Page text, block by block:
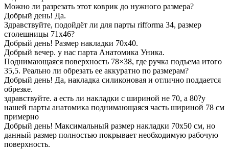
Можно ли разрезать этот коврик до нужного размера?
Добрый день! Да.
Здравствуйте, подойдёт ли для парты rifforma 34, размер
столешницы 71х46?
Добрый день! Размер накладки 70х40.
Добрый вечер. у нас парта Анатомика Уника.
Поднимающаяся поверхность 78×38, где ручка подъема итого
35,5. Реально ли обрезать ее аккуратно по размерам?
Добрый день! Да, накладка силиконовая и отлично поддается
обрезке.
здравствуйте. а есть ли накладки с шириной не 70, а 80?у
нашей парты анатомика поднимающаяся часть шириной 78 см
примерно
Добрый день! Максимальный размер накладки 70х50 см, но
данный размер полностью покрывает необходимую рабочую
поверхность.